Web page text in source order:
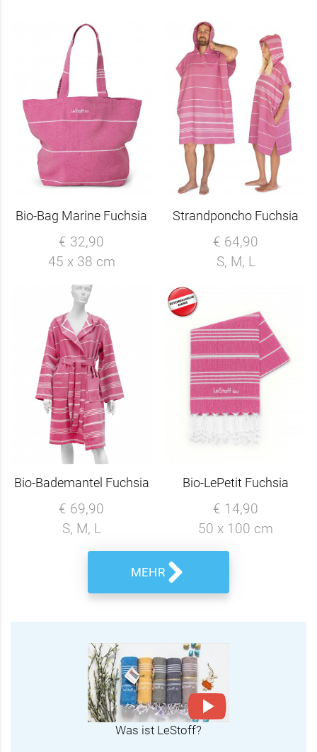
Bio-Bag Marine Fuchsia
€ 32,90
45 x 38 cm
Strandponcho Fuchsia
€ 64,90
S, M, L
Bio-Bademantel Fuchsia
€ 69,90
S, M, L
Bio-LePetit Fuchsia
€ 14,90
50 x 100 cm
MEHR
Was ist LeStoff?